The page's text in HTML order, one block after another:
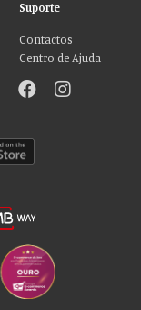
Suporte
Contactos
Centro de Ajuda